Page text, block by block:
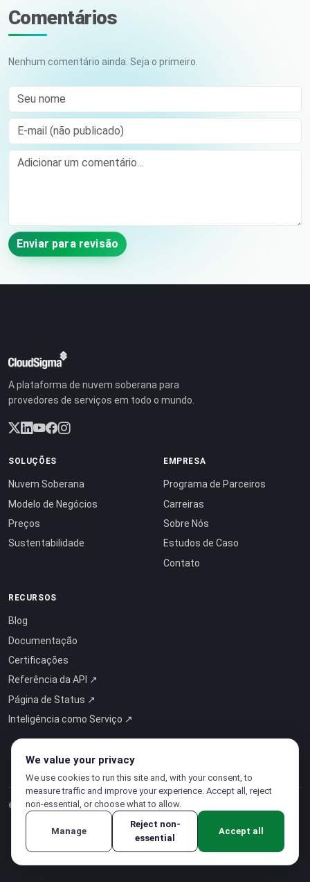
Comentários
Nenhum comentário ainda. Seja o primeiro.
Seu nome
E-mail (não publicado)
Comment
Enviar para revisão
A plataforma de nuvem soberana para
provedores de serviços em todo o mundo.
SOLUÇÕES
Nuvem Soberana
Modelo de Negócios
Preços
Sustentabilidade
EMPRESA
Programa de Parceiros
Carreiras
Sobre Nós
Estudos de Caso
Contato
RECURSOS
Blog
Documentação
Certificações
Referência da API ↗
Página de Status ↗
Inteligência como Serviço ↗
© 2026 CloudSigma Holding AG.Todos os direitos reservados
Política de Privacidade·Termos de Serviço
We value your privacy
We use cookies to run this site and, with your consent, to
measure traffic and improve your experience. Accept all, reject
non-essential, or choose what to allow.
Manage
Reject non-
essential
Accept all